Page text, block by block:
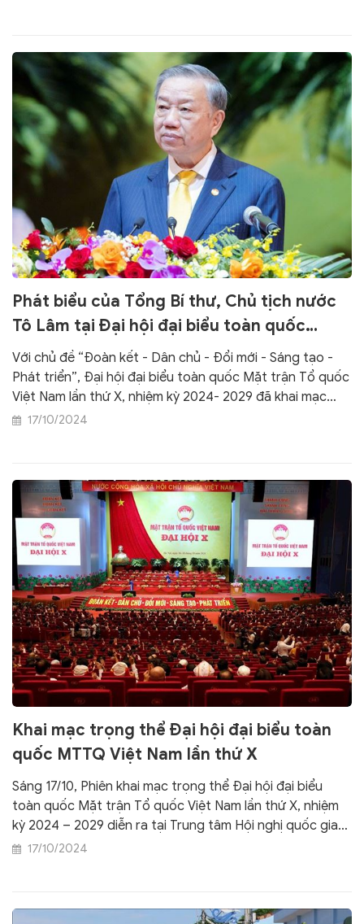
Phát biểu của Tổng Bí thư, Chủ tịch nước
Tô Lâm tại Đại hội đại biểu toàn quốc
MTTQ Việt Nam lần thứ X
Với chủ đề “Đoàn kết - Dân chủ - Đổi mới - Sáng tạo -
Phát triển”, Đại hội đại biểu toàn quốc Mặt trận Tổ quốc
Việt Nam lần thứ X, nhiệm kỳ 2024- 2029 đã khai mạc
trọng thể sáng 17.10, tại Trung tâm Hội nghị Quốc gia Mỹ
17/10/2024
Khai mạc trọng thể Đại hội đại biểu toàn
quốc MTTQ Việt Nam lần thứ X
Sáng 17/10, Phiên khai mạc trọng thể Đại hội đại biểu
toàn quốc Mặt trận Tổ quốc Việt Nam lần thứ X, nhiệm
kỳ 2024 – 2029 diễn ra tại Trung tâm Hội nghị quốc gia
(Hà Nội). Tổng Bí thư, Chủ tịch nước Tô Lâm, Thủ tướng
17/10/2024